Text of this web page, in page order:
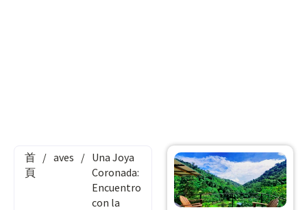
首
頁
/ aves / Una Joya
Coronada:
Encuentro
con la